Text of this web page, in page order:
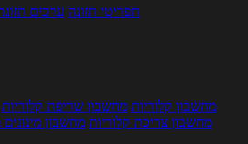
תפריטי תזונה ערכים
מחשבון קלוריות מחשבון שריפת קלוריות
מחשבון צריכת קלוריות מחשבון